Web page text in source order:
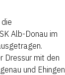
Alb-Donau im
Dressur mit den
und Ehingen